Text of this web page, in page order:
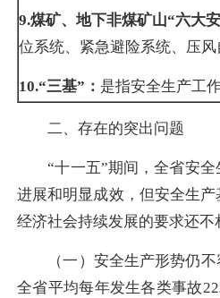
9.煤矿、地下非煤矿山“六大
位系统、紧急避险系统、压
10.“三基”： 是指安全生产工
二、存在的突出问题
“十一五”期间，全省安全
进展和明显成效，但安全生
经济社会持续发展的要求还不
（一）安全生产形势仍不
全省平均每年发生各类事故